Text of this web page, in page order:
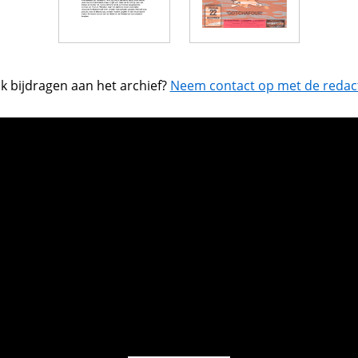
bijdragen aan het archief? Neem contact op met de